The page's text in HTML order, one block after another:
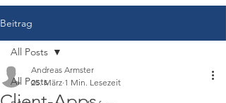
Beitrag
All Posts
All Posts
Andreas Armster
25. März 1 Min. Lesezeit